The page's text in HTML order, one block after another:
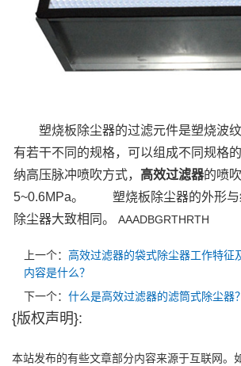
塑烧板除尘器的过滤元件是塑烧波
有若干不同的规格，可以组成不同规格
纳高压脉冲喷吹方式， 高效过滤器的喷
5~0.6MPa。
塑烧板除尘器的外形与
除尘器大致相同。
AAADBGRTHRTH
上一个： 高效过滤器的袋式除尘器工作特征
内容是什么？
下一个： 什么是高效过滤器的滤筒式除尘器？
{版权声明}:
本站发布的有些文章部分内容来源于互联网。